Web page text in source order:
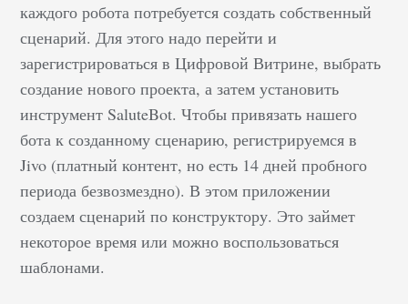
каждого робота потребуется создать собственный
сценарий. Для этого надо перейти и
зарегистрироваться в Цифровой Витрине, выбрать
создание нового проекта, а затем установить
инструмент SaluteBot. Чтобы привязать нашего
бота к созданному сценарию, регистрируемся в
Jivo (платный контент, но есть 14 дней пробного
периода безвозмездно). В этом приложении
создаем сценарий по конструктору. Это займет
некоторое время или можно воспользоваться
шаблонами.